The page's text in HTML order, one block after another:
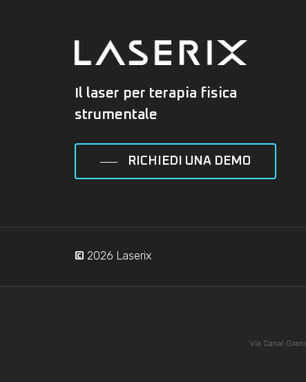
Il laser per terapia fisica
strumentale
RICHIEDI UNA DEMO
© 2026 Laserix
Via Canal